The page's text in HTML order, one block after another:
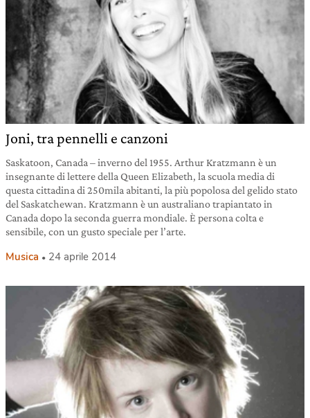
Joni, tra pennelli e canzoni
Saskatoon, Canada – inverno del 1955. Arthur Kratzmann è un
insegnante di lettere della Queen Elizabeth, la scuola media di
questa cittadina di 250mila abitanti, la più popolosa del gelido stato
del Saskatchewan. Kratzmann è un australiano trapiantato in
Canada dopo la seconda guerra mondiale. È persona colta e
sensibile, con un gusto speciale per l’arte.
Musica 24 aprile 2014